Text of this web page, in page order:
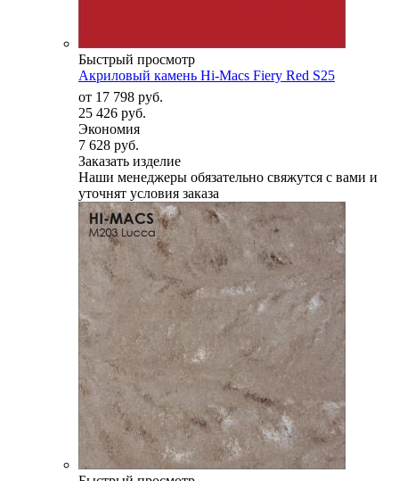
Быстрый просмотр
Акриловый камень Hi-Macs Fiery Red S25
от 17 798 руб.
25 426 руб.
Экономия
7 628 руб.
Заказать изделие
Наши менеджеры обязательно свяжутся с вами и
уточнят условия заказа